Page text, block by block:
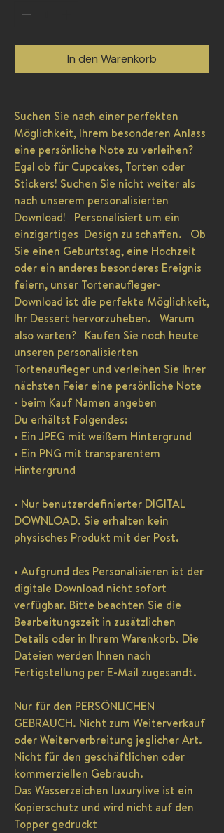
In den Warenkorb
Suchen Sie nach einer perfekten
Möglichkeit, Ihrem besonderen Anlass
eine persönliche Note zu verleihen?
Egal ob für Cupcakes, Torten oder
Stickers! Suchen Sie nicht weiter als
nach unserem personalisierten
Download! Personalisiert um ein
einzigartiges Design zu schaffen. Ob
Sie einen Geburtstag, eine Hochzeit
oder ein anderes besonderes Ereignis
feiern, unser Tortenaufleger-
Download ist die perfekte Möglichkeit,
Ihr Dessert hervorzuheben. Warum
also warten? Kaufen Sie noch heute
unseren personalisierten
Tortenaufleger und verleihen Sie Ihrer
nächsten Feier eine persönliche Note
- beim Kauf Namen angeben
Du erhältst Folgendes:
• Ein JPEG mit weißem Hintergrund
• Ein PNG mit transparentem
Hintergrund
• Nur benutzerdefinierter DIGITAL
DOWNLOAD. Sie erhalten kein
physisches Produkt mit der Post.
• Aufgrund des Personalisieren ist der
digitale Download nicht sofort
verfügbar. Bitte beachten Sie die
Bearbeitungszeit in zusätzlichen
Details oder in Ihrem Warenkorb. Die
Dateien werden Ihnen nach
Fertigstellung per E-Mail zugesandt.
Nur für den PERSÖNLICHEN
GEBRAUCH. Nicht zum Weiterverkauf
oder Weiterverbreitung jeglicher Art.
Nicht für den geschäftlichen oder
kommerziellen Gebrauch.
Das Wasserzeichen luxurylive ist ein
Kopierschutz und wird nicht auf den
Topper gedruckt